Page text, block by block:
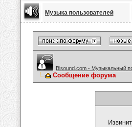
Музыка пользователей
Bisound.com - Музыкальный
Сообщение форума